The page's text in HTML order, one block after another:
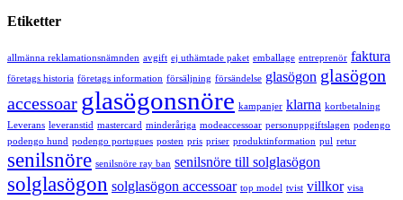
Etiketter
allmänna reklamationsnämnden avgift ej uthämtade paket emballage entreprenör faktura
företags historia företags information försäljning försändelse glasögon glasögon
accessoar glasögonsnöre kampanjer klarna kortbetalning
Leverans leveranstid mastercard minderåriga modeaccessoar personuppgiftslagen podengo
podengo hund podengo portugues posten pris priser produktinformation pul retur
senilsnöre senilsnöre ray ban senilsnöre till solglasögon
solglasögon solglasögon accessoar top model tvist villkor visa